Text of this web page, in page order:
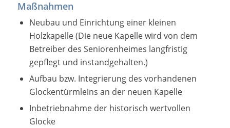
Maßnahmen
Neubau und Einrichtung einer kleinen
Holzkapelle (Die neue Kapelle wird von dem
Betreiber des Seniorenheimes langfristig
gepflegt und instandgehalten.)
Aufbau bzw. Integrierung des vorhandenen
Glockentürmleins an der neuen Kapelle
Inbetriebnahme der historisch wertvollen
Glocke